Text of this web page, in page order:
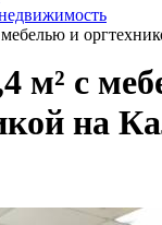
и
м² с
на